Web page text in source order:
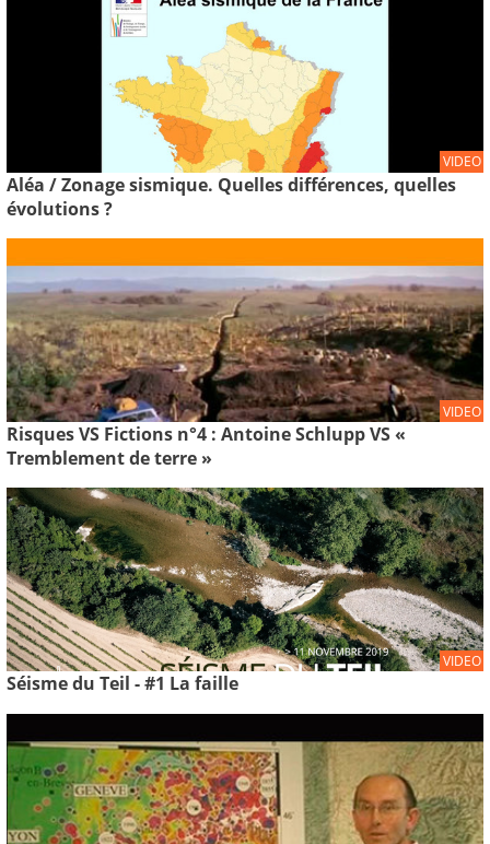
VIDEO
Aléa / Zonage sismique. Quelles différences, quelles
évolutions ?
VIDEO
Risques VS Fictions n°4 : Antoine Schlupp VS «
Tremblement de terre »
VIDEO
Séisme du Teil - #1 La faille